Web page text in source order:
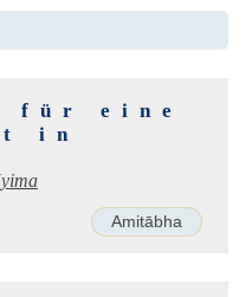
für eine
in
Amitābha